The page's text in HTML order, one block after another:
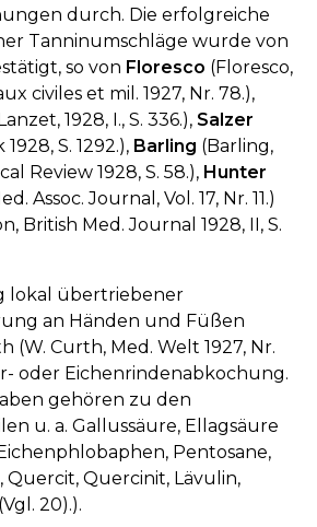
durch. Die erfolgreiche
Tanninumschläge wurde von
so von Floresco (Floresco,
civiles et mil. 1927, Nr. 78.),
1928, I., S. 336.), Salzer
S. 1292.), Barling (Barling,
Review 1928, S. 58.), Hunter
Assoc. Journal, Vol. 17, Nr. 11.)
British Med. Journal 1928, II, S.
lokal übertriebener
an Händen und Füßen
(W. Curth, Med. Welt 1927, Nr.
oder Eichenrindenabkochung.
gehören zu den
u. a. Gallussäure, Ellagsäure
Pentosane,
Quercinit, Lävulin,
20).).